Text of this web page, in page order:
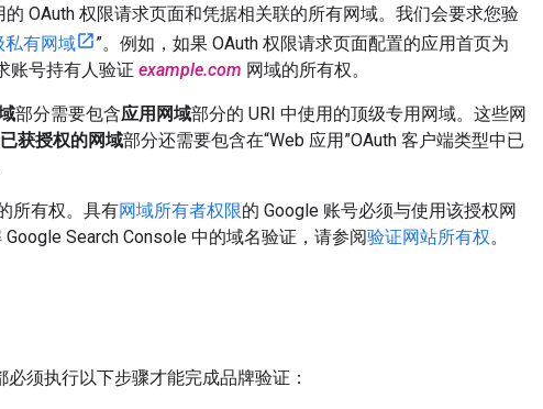
OAuth 权限请求页面和凭据相关联的所有网域。我们会要求您验
私有网域
”。例如，如果 OAuth 权限请求页面配置的应用首页为
账号持有人验证 example.com 网域的所有权。
部分需要包含应用网域部分的 URI 中使用的顶级专用网域。这些网
已获授权的网域部分还需要包含在“Web 应用”OAuth 客户端类型中已
所有权。具有网域所有者权限的 Google 账号必须与使用该授权网
Search Console 中的域名验证，请参阅验证网站所有权。
须执行以下步骤才能完成品牌验证：